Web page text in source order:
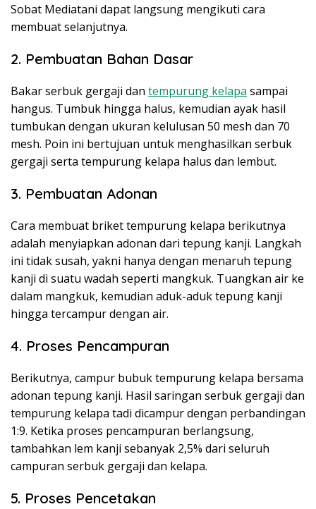
Sobat Mediatani dapat langsung mengikuti cara
membuat selanjutnya.
2. Pembuatan Bahan Dasar
Bakar serbuk gergaji dan tempurung kelapa sampai
hangus. Tumbuk hingga halus, kemudian ayak hasil
tumbukan dengan ukuran kelulusan 50 mesh dan 70
mesh. Poin ini bertujuan untuk menghasilkan serbuk
gergaji serta tempurung kelapa halus dan lembut.
3. Pembuatan Adonan
Cara membuat briket tempurung kelapa berikutnya
adalah menyiapkan adonan dari tepung kanji. Langkah
ini tidak susah, yakni hanya dengan menaruh tepung
kanji di suatu wadah seperti mangkuk. Tuangkan air ke
dalam mangkuk, kemudian aduk-aduk tepung kanji
hingga tercampur dengan air.
4. Proses Pencampuran
Berikutnya, campur bubuk tempurung kelapa bersama
adonan tepung kanji. Hasil saringan serbuk gergaji dan
tempurung kelapa tadi dicampur dengan perbandingan
1:9. Ketika proses pencampuran berlangsung,
tambahkan lem kanji sebanyak 2,5% dari seluruh
campuran serbuk gergaji dan kelapa.
5. Proses Pencetakan